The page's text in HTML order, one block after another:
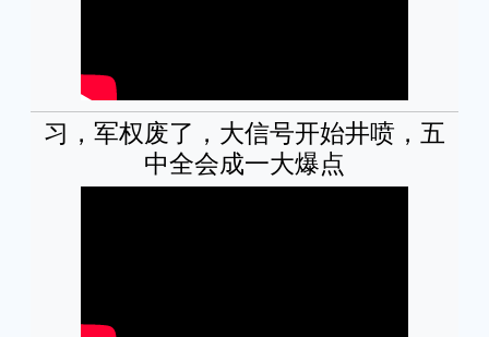
习，军权废了，大信号开始井喷，五
中全会成一大爆点